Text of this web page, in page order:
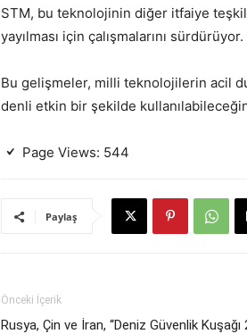
STM, bu teknolojinin diğer itfaiye
yayılması için çalışmalarını sürdürüyor.
Bu gelişmeler, milli teknolojilerin acil
denli etkin bir şekilde
Page Views: 544
Paylaş
Önceki İçerik
Rusya, Çin ve İran, “Deniz Güvenlik Kuşağı